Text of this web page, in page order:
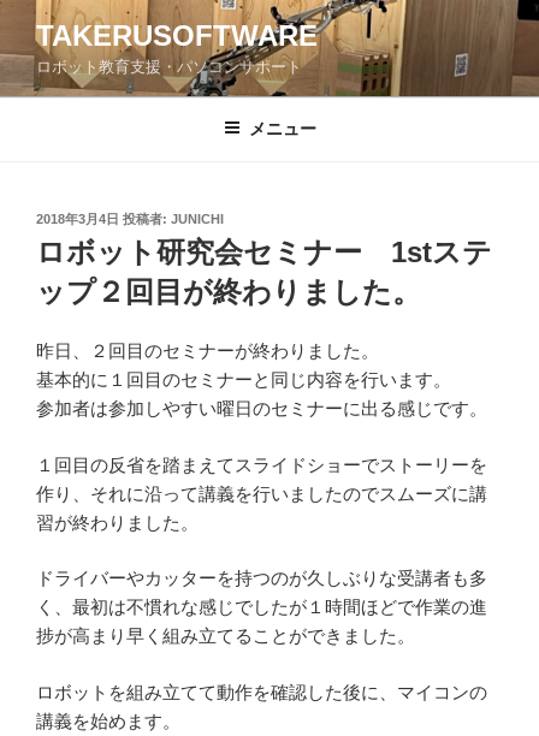
テ
ン
TAKERUSOFTWARE
ロボット教育支援・パソコンサポート
メニュー
投
日:
2018年3月4日 投稿者: JUNICHI
ロボット研究会セミナー 1stステ
ップ２回目が終わりました。
昨日、２回目のセミナーが終わりました。
基本的に１回目のセミナーと同じ内容を行います。
参加者は参加しやすい曜日のセミナーに出る感じです。
１回目の反省を踏まえてスライドショーでストーリーを
作り、それに沿って講義を行いましたのでスムーズに講
習が終わりました。
ドライバーやカッターを持つのが久しぶりな受講者も多
く、最初は不慣れな感じでしたが１時間ほどで作業の進
捗が高まり早く組み立てることができました。
ロボットを組み立てて動作を確認した後に、マイコンの
講義を始めます。